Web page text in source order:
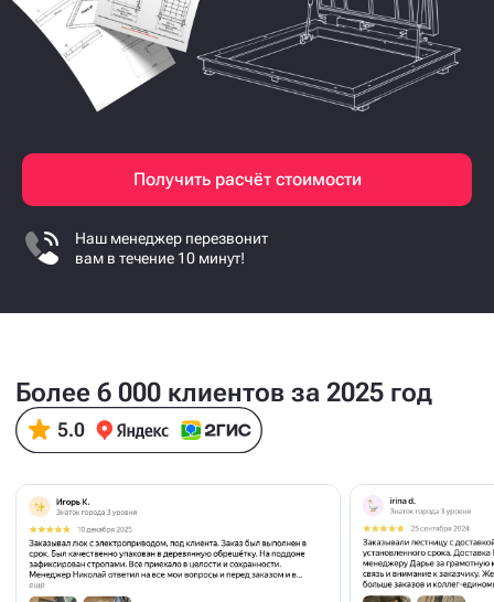
Получить расчёт стоимости
Наш менеджер перезвонит
вам в течение 10 минут!
Более 6 000 клиентов за 2025 год